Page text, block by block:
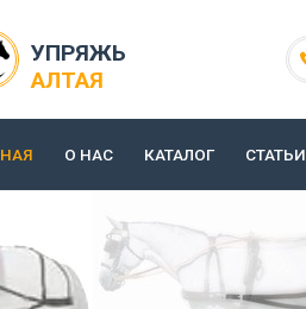
УПРЯЖЬ
АЛТАЯ
О НАС КАТАЛОГ СТАТЬИ